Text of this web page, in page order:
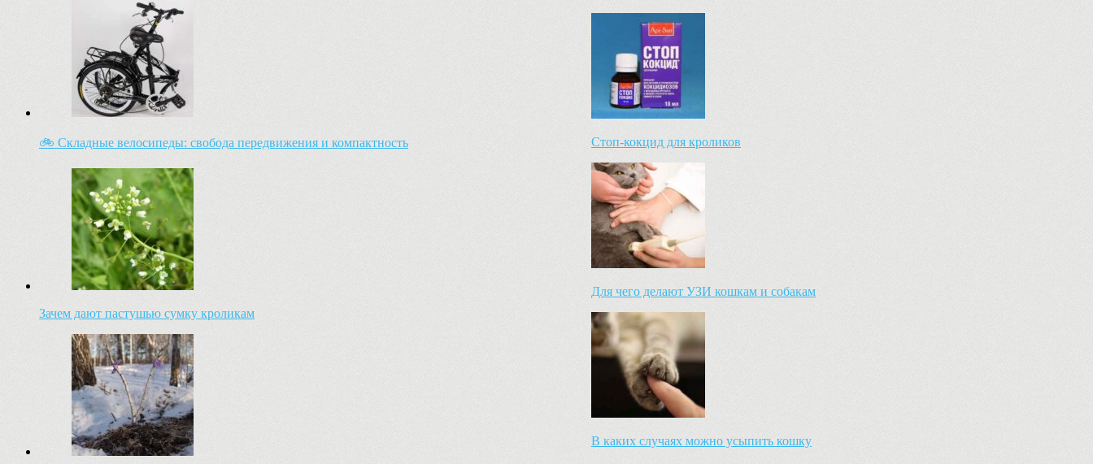
🚲 Складные велосипеды: свобода передвижения и компактность
Зачем дают пастушью сумку кроликам
Стоп-кокцид для кроликов
Для чего делают УЗИ кошкам и собакам
В каких случаях можно усыпить кошку